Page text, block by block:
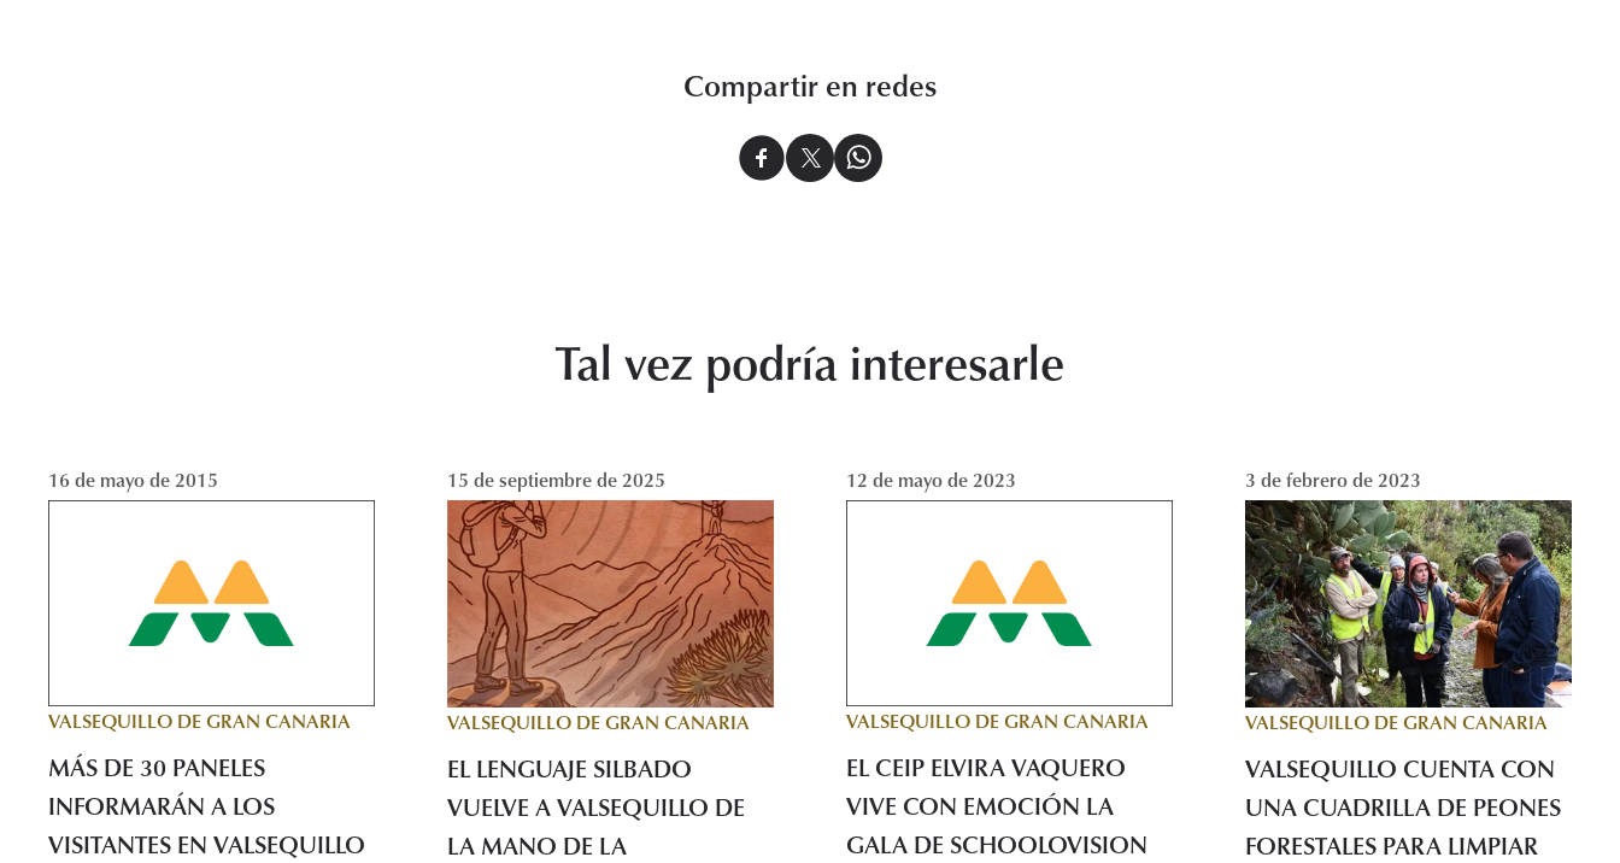
Compartir en redes
Tal vez podría interesarle
16 de mayo de 2015
VALSEQUILLO DE GRAN CANARIA
MÁS DE 30 PANELES
INFORMARÁN A LOS
VISITANTES EN VALSEQUILLO
15 de septiembre de 2025
VALSEQUILLO DE GRAN CANARIA
EL LENGUAJE SILBADO
VUELVE A VALSEQUILLO DE
LA MANO DE LA
12 de mayo de 2023
VALSEQUILLO DE GRAN CANARIA
EL CEIP ELVIRA VAQUERO
VIVE CON EMOCIÓN LA
GALA DE SCHOOLOVISION
3 de febrero de 2023
VALSEQUILLO DE GRAN CANARIA
VALSEQUILLO CUENTA CON
UNA CUADRILLA DE PEONES
FORESTALES PARA LIMPIAR